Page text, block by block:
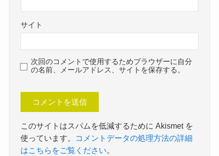
サイト
次回のコメントで使用するためブラウザーに自分
の名前、メールアドレス、サイトを保存する。
このサイトはスパムを低減するために Akismet を
使っています。
コメントデータの処理方法の詳細
はこちらをご覧ください。